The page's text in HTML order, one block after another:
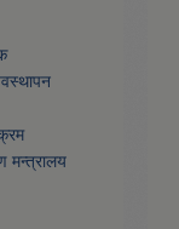
मन्त्रालय